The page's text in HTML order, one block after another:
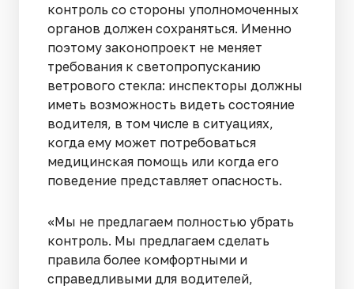
контроль со стороны уполномоченных
органов должен сохраняться. Именно
поэтому законопроект не меняет
требования к светопропусканию
ветрового стекла: инспекторы должны
иметь возможность видеть состояние
водителя, в том числе в ситуациях,
когда ему может потребоваться
медицинская помощь или когда его
поведение представляет опасность.
«Мы не предлагаем полностью убрать
контроль. Мы предлагаем сделать
правила более комфортными и
справедливыми для водителей,